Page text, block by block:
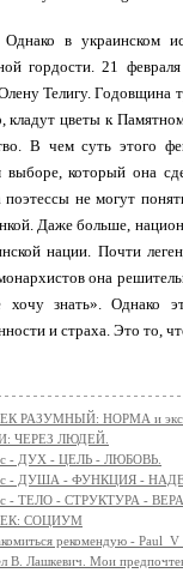
в украинском
гордости. 21
Телигу. Годовщина
кладут цветы к
В чем суть этого
выборе, который она
поэтессы не могут
Даже больше,
нации. Почти
она
хочу знать». Однако
и страха. Это то,
РАЗУМНЫЙ: НОРМА и
ЧЕРЕЗ ЛЮДЕЙ.
- ДУХ - ЦЕЛЬ - ЛЮБОВЬ.
- ДУША - ФУНКЦИЯ -
- ТЕЛО - СТРУКТУРА - ВЕРА.
СОЦИУМ
рекомендую -
В. Лашкевич. Мои